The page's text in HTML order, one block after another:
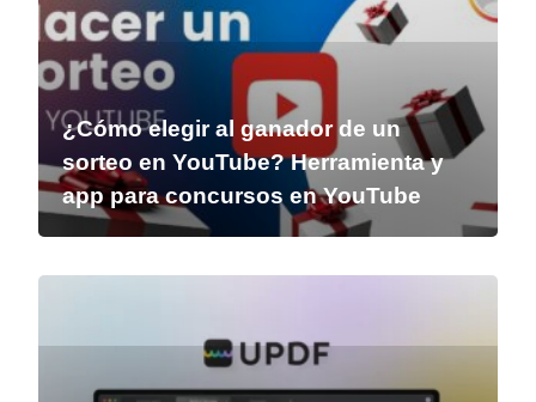
¿Cómo elegir al ganador de un
sorteo en YouTube? Herramienta y
app para concursos en YouTube